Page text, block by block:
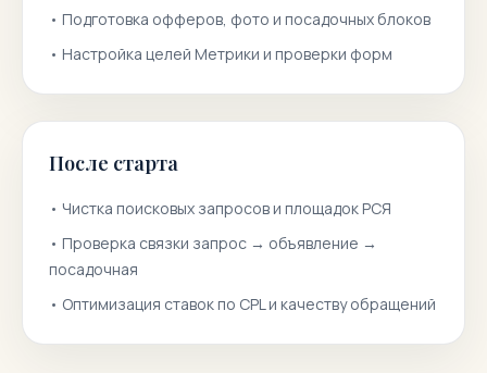
• Подготовка офферов, фото и посадочных блоков
• Настройка целей Метрики и проверки форм
После старта
• Чистка поисковых запросов и площадок РСЯ
• Проверка связки запрос → объявление →
посадочная
• Оптимизация ставок по CPL и качеству обращений